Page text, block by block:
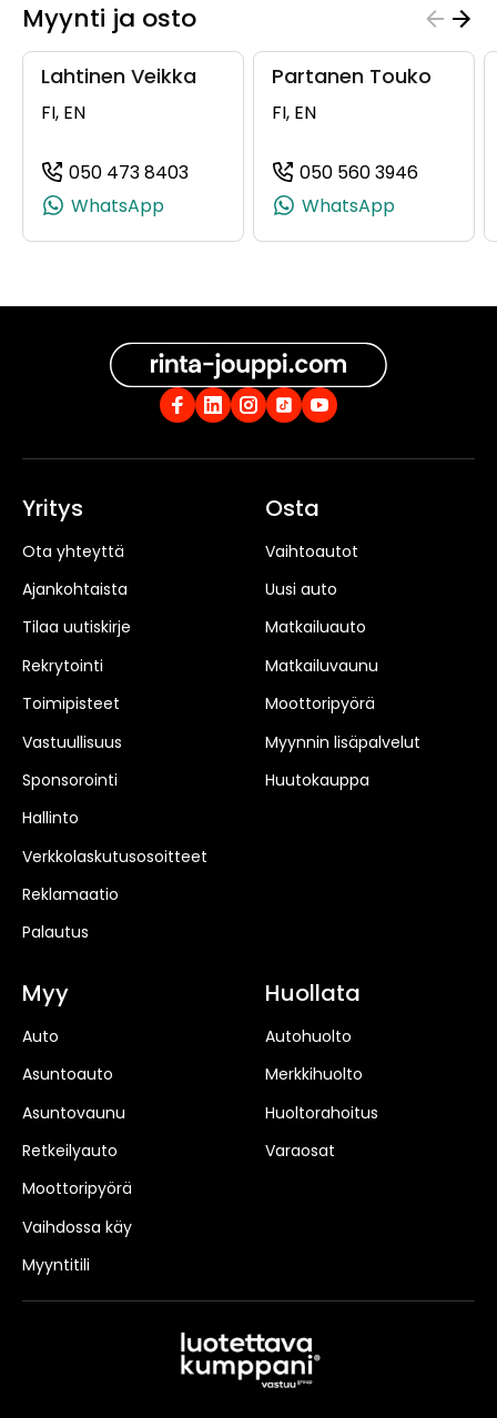
Myynti ja osto
Lahtinen Veikka
FI, EN
050 473 8403
(+358504738403, 0504738403,
WhatsApp
Partanen Touko
FI, EN
050 560 3946
WhatsApp
Yritys
Ota yhteyttä
Ajankohtaista
Tilaa uutiskirje
Rekrytointi
Toimipisteet
Vastuullisuus
Sponsorointi
Hallinto
Verkkolaskutusosoitteet
Reklamaatio
Palautus
Osta
Vaihtoautot
Uusi auto
Matkailuauto
Matkailuvaunu
Moottoripyörä
Myynnin lisäpalvelut
Huutokauppa
Myy
Auto
Asuntoauto
Asuntovaunu
Retkeilyauto
Moottoripyörä
Vaihdossa käy
Myyntitili
Huollata
Autohuolto
Merkkihuolto
Huoltorahoitus
Varaosat